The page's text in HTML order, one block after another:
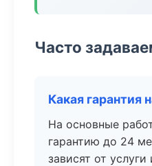
Часто
Какая гарантия
На основные
гарантию до 24
зависят от услуги